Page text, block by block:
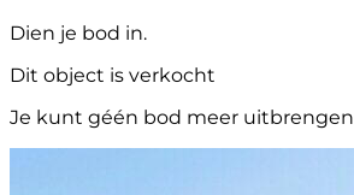
Dien je bod in.
Dit object is verkocht
Je kunt géén bod meer uitbrengen